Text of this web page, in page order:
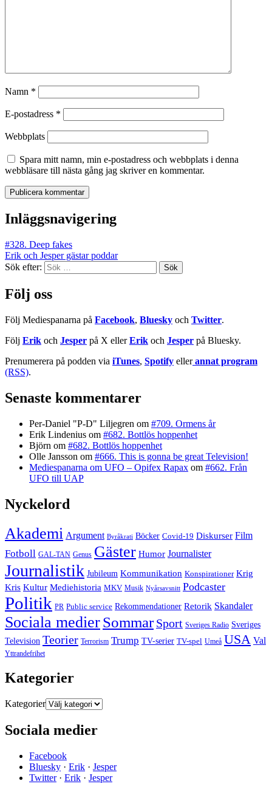
Namn *
E-postadress *
Webbplats
Spara mitt namn, min e-postadress och webbplats i denna
webbläsare till nästa gång jag skriver en kommentar.
Inläggsnavigering
#328. Deep fakes
Erik och Jesper gästar poddar
Sök efter:
Följ oss
Följ Mediespanarna på Facebook, Bluesky och Twitter.
Följ Erik och Jesper på X ellerErik och Jesper på Bluesky.
Prenumerera på podden via iTunes, Spotify eller annat program
(RSS).
Senaste kommentarer
Per-Daniel "P-D" Liljegren om #709. Ormens år
Erik Lindenius om #682. Bottlös hoppenhet
Björn om #682. Bottlös hoppenhet
Olle Jansson om #666. This is gonna be great Television!
Mediespanarna om UFO – Opifex Rapax om #662. Från
UFO till UAP
Nyckelord
Akademi Argument Byråkrati Böcker Covid-19 Diskurser Film
Fotboll GAL-TAN Genus Gäster Humor Journalister
Journalistik Jubileum Kommunikation Konspirationer Krig
Kris Kultur Mediehistoria MKV Musik Nyårsavsnitt Podcaster
Politik PR Public service Rekommendationer Retorik Skandaler
Sociala medierSommar Sport Sveriges Radio Sveriges
Television Teorier Terrorism Trump TV-serier TV-spel Umeå USA Val
Yttrandefrihet
Kategorier
Kategorier
Sociala medier
Facebook
Bluesky · Erik · Jesper
Twitter· Erik · Jesper